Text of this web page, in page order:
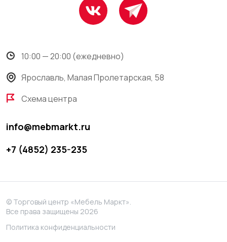
10:00 — 20:00 (ежедневно)
Ярославль, Малая Пролетарская, 58
Схема центра
info@mebmarkt.ru
+7 (4852) 235-235
© Торговый центр «Мебель Маркт».
Все права защищены 2026
Политика конфиденциальности